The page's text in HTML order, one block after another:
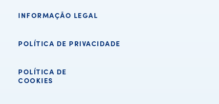
INFORMAÇÃO LEGAL
POLÍTICA DE PRIVACIDADE
POLÍTICA DE
COOKIES